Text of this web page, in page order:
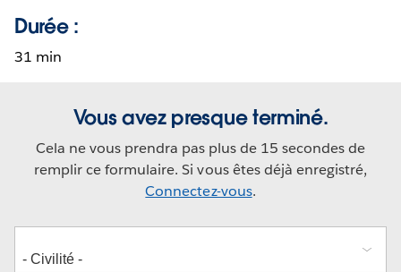
Durée :
31 min
Vous avez presque terminé.
Cela ne vous prendra pas plus de 15 secondes de
remplir ce formulaire. Si vous êtes déjà enregistré,
Connectez-vous.